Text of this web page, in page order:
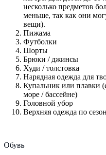
несколько предметов
меньше, так как они
вещи).
Пижама
Футболки
Шорты
Брюки / джинсы
Худи / толстовка
Нарядная одежда для
Купальник или плавки
море / бассейне)
Головной убор
Верхняя одежда по
Обувь